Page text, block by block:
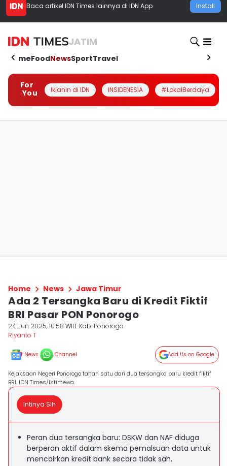
Baca artikel IDN Times lainnya di IDN App Install
JATIM
HomeFoodNewsSportTravel
For
You
Iklanin di IDN INSIDENESIA #LokalBerdaya
Home News Jawa Timur
Ada 2 Tersangka Baru di Kredit Fiktif
BRI Pasar PON Ponorogo
24 Jun 2025, 10:58 WIB Kab. Ponorogo
Riyanto T
News Channel Add Us on Google
Kejaksaan Negeri Ponorogo tahan satu dari dua tersangka baru kredit fiktif
BRI. IDN Times/Istimewa.
Intinya Sih
Peran dua tersangka baru: DSKW dan NAF diduga
berperan aktif dalam skema pemalsuan data untuk
mencairkan kredit bank secara tidak sah.